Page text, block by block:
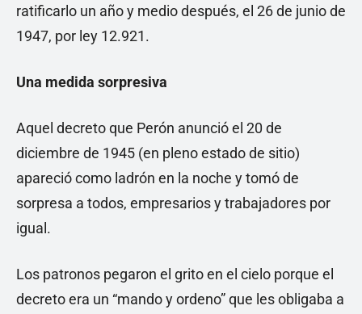
ratificarlo un año y medio después, el 26 de junio de
1947, por ley 12.921.
Una medida sorpresiva
Aquel decreto que Perón anunció el 20 de
diciembre de 1945 (en pleno estado de sitio)
apareció como ladrón en la noche y tomó de
sorpresa a todos, empresarios y trabajadores por
igual.
Los patronos pegaron el grito en el cielo porque el
decreto era un “mando y ordeno” que les obligaba a